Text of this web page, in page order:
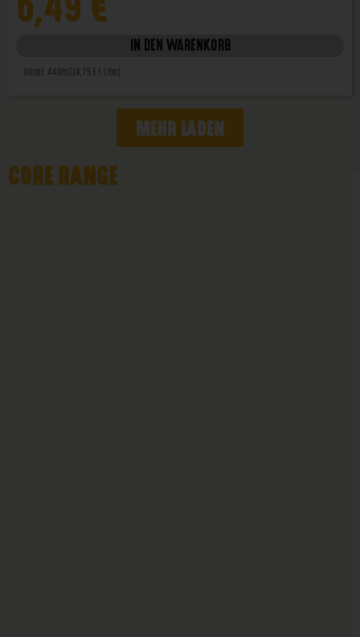
IN DEN WARENKORB
MEHR LADEN
CORE RANGE